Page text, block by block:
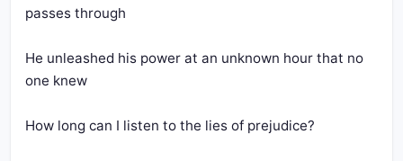
passes through
He unleashed his power at an unknown hour that no
one knew
How long can I listen to the lies of prejudice?